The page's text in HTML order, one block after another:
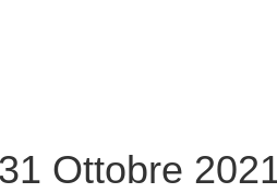
Ottobre